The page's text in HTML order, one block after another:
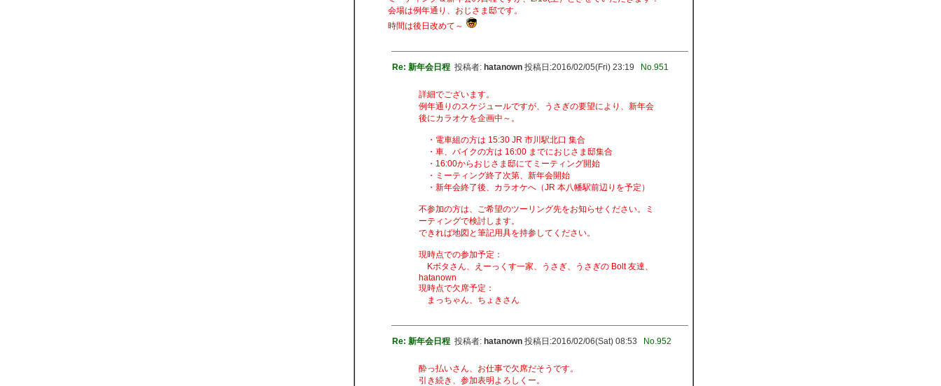
会場は例年通り、おじさま邸です。
時間は後日改めて～
Re: 新年会日程 投稿者:hatanown 投稿日:2016/02/05(Fri) 23:19 No.951
詳細でございます。
例年通りのスケジュールですが、うさぎの要望により、新年会
後にカラオケを企画中～。
・電車組の方は 15:30 JR 市川駅北口 集合
・車、バイクの方は 16:00 までにおじさま邸集合
・16:00からおじさま邸にてミーティング開始
・ミーティング終了次第、新年会開始
・新年会終了後、カラオケへ（JR 本八幡駅前辺りを予定）
不参加の方は、ご希望のツーリング先をお知らせください。ミ
ーティングで検討します。
できれば地図と筆記用具を持参してください。
現時点での参加予定：
Kボタさん、えーっくす一家、うさぎ、うさぎの Bolt 友達、
hatanown
現時点で欠席予定：
まっちゃん、ちょきさん
Re: 新年会日程 投稿者:hatanown 投稿日:2016/02/06(Sat) 08:53 No.952
酔っ払いさん、お仕事で欠席だそうです。
引き続き、参加表明よろしくー。